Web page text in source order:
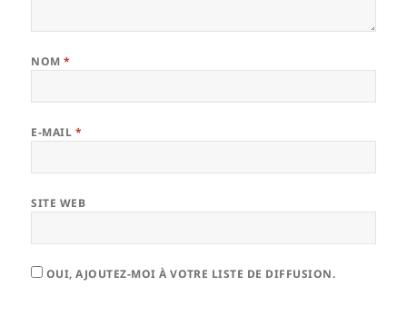
NOM*
E-MAIL *
SITE WEB
OUI, AJOUTEZ-MOI À VOTRE LISTE DE DIFFUSION.